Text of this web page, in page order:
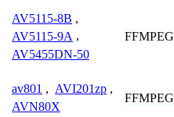
AV5115-8B ,
AV5115-9A ,
AV5455DN-50
FFMPEG
av801 , AVI201zp ,
AVN80X
FFMPEG